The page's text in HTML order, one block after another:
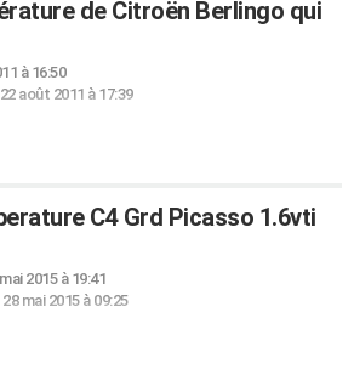
de Citroën Berlingo qui
à 16:50
22 août 2011 à 17:39
C4 Grd Picasso 1.6vti
2015 à 19:41
28 mai 2015 à 09:25